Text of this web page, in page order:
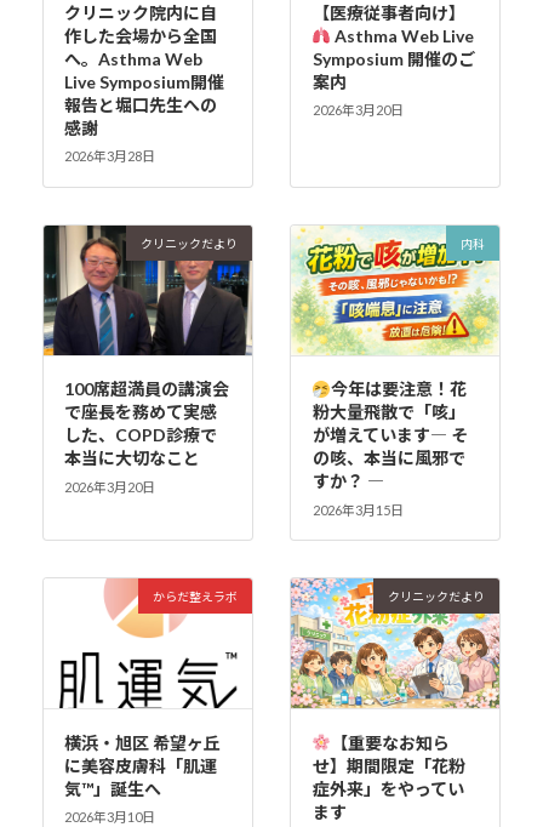
クリニック院内に自
作した会場から全国
へ。Asthma Web
Live Symposium開催
報告と堀口先生への
感謝
2026年3月28日
【医療従事者向け】
Asthma Web Live
Symposium 開催のご
案内
2026年3月20日
クリニックだより
100席超満員の講演会
で座長を務めて実感
した、COPD診療で
本当に大切なこと
2026年3月20日
内科
今年は要注意！花
粉大量飛散で「咳」
が増えています― そ
の咳、本当に風邪で
すか？ ―
2026年3月15日
からだ整えラボ
横浜・旭区 希望ヶ丘
に美容皮膚科「肌運
気™」誕生へ
2026年3月10日
クリニックだより
【重要なお知ら
せ】期間限定「花粉
症外来」をやってい
ます